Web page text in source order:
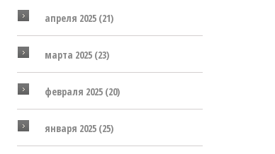
апреля 2025 (21)
марта 2025 (23)
февраля 2025 (20)
января 2025 (25)